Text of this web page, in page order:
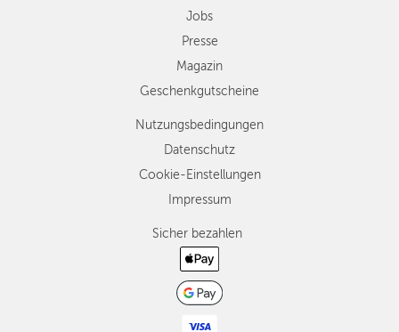
Jobs
Presse
Magazin
Geschenkgutscheine
Nutzungsbedingungen
Datenschutz
Cookie-Einstellungen
Impressum
Sicher bezahlen